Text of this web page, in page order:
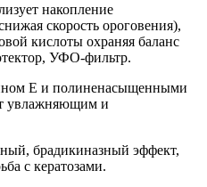
накопление
скорость ороговения),
кислоты охраняя баланс
УФО-фильтр.
Е и полиненасыщенными
увлажняющим и
брадикиназный эффект,
с кератозами.